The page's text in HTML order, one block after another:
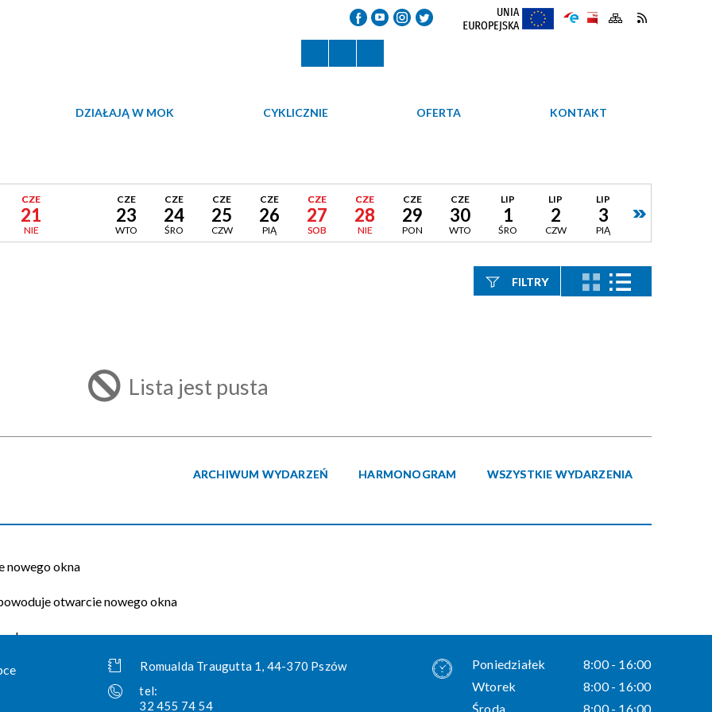
DZIAŁAJĄ W MOK CYKLICZNIE OFERTA KONTAKT
CZE
21
NIE
CZE
23
WTO
CZE
24
ŚRO
CZE
25
CZW
CZE
26
PIĄ
CZE
27
SOB
CZE
28
NIE
CZE
29
PON
CZE
30
WTO
LIP
1
ŚRO
LIP
2
CZW
LIP
3
PIĄ
FILTRY
Miejsce
filtr
Lista jest pusta
WSZYSTKIE WYDARZENIA
HARMONOGRAM
ARCHIWUM WYDARZEŃ
Romualda Traugutta 1, 44-370 Pszów
tel:
32 455 74 54
Poniedziałek
8:00 - 16:00
Wtorek
8:00 - 16:00
Środa
8:00 - 16:00